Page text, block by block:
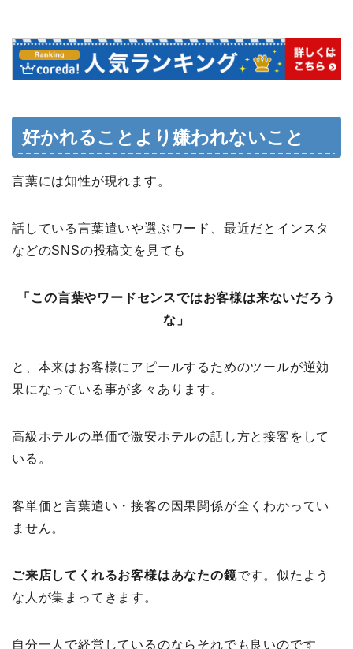
好かれることより嫌われないこと
言葉には知性が現れます。
話している言葉遣いや選ぶワード、最近だとインスタ
などのSNSの投稿文を見ても
「この言葉やワードセンスではお客様は来ないだろう
な」
と、本来はお客様にアピールするためのツールが逆効
果になっている事が多々あります。
高級ホテルの単価で激安ホテルの話し方と接客をして
いる。
客単価と言葉遣い・接客の因果関係が全くわかってい
ません。
ご来店してくれるお客様はあなたの鏡です。似たよう
な人が集まってきます。
自分一人で経営しているのならそれでも良いのです